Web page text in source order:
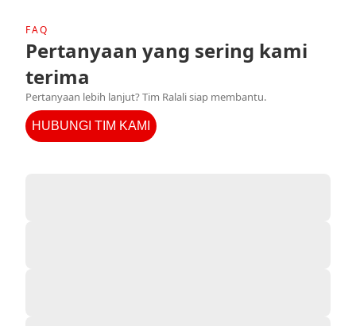
FAQ
Pertanyaan yang sering kami
terima
Pertanyaan lebih lanjut? Tim Ralali siap membantu.
HUBUNGI TIM KAMI